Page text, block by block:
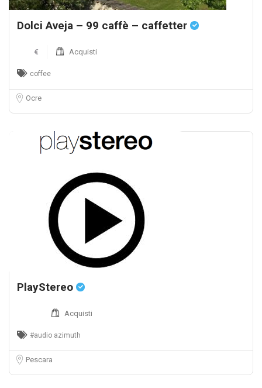
Dolci Aveja – 99 caffè – caffetter
€ Acquisti
coffee
Ocre
PlayStereo
Acquisti
#audio azimuth
Pescara